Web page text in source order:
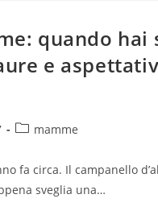
quando
e
Categoria
mamme
fa circa. Il campanello
sveglia una…